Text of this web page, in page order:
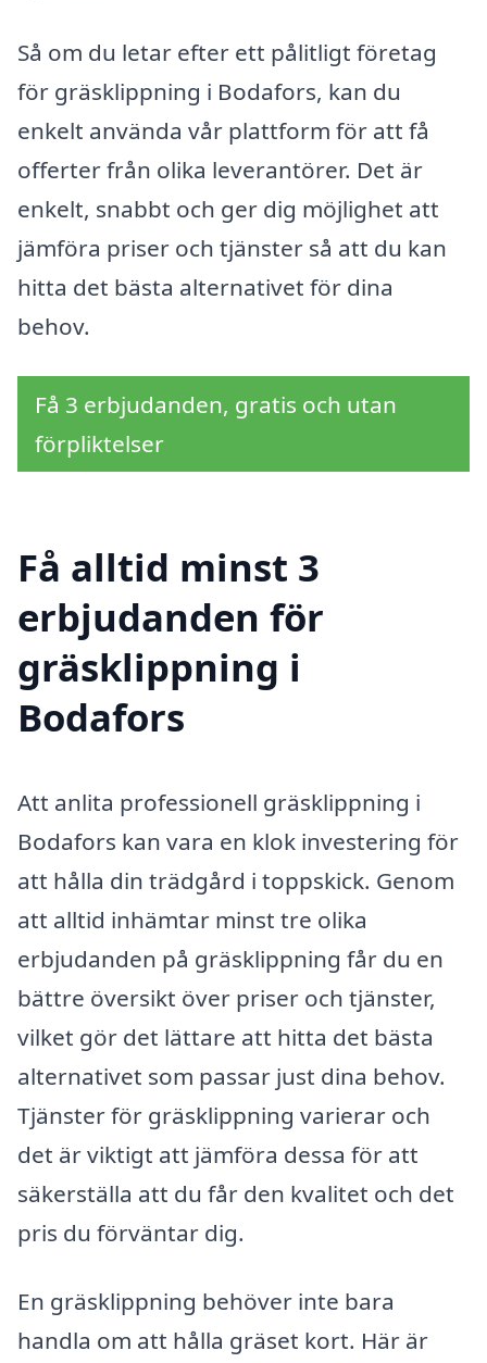
Så om du letar efter ett pålitligt företag
för gräsklippning i Bodafors, kan du
enkelt använda vår plattform för att få
offerter från olika leverantörer. Det är
enkelt, snabbt och ger dig möjlighet att
jämföra priser och tjänster så att du kan
hitta det bästa alternativet för dina
behov.
Få 3 erbjudanden, gratis och utan
förpliktelser
Få alltid minst 3
erbjudanden för
gräsklippning i
Bodafors
Att anlita professionell gräsklippning i
Bodafors kan vara en klok investering för
att hålla din trädgård i toppskick. Genom
att alltid inhämtar minst tre olika
erbjudanden på gräsklippning får du en
bättre översikt över priser och tjänster,
vilket gör det lättare att hitta det bästa
alternativet som passar just dina behov.
Tjänster för gräsklippning varierar och
det är viktigt att jämföra dessa för att
säkerställa att du får den kvalitet och det
pris du förväntar dig.
En gräsklippning behöver inte bara
handla om att hålla gräset kort. Här är